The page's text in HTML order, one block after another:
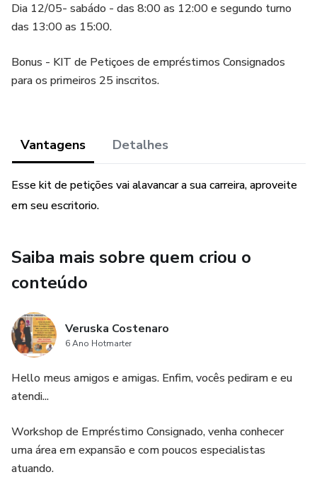
Dia 12/05- sabádo - das 8:00 as 12:00 e segundo turno
das 13:00 as 15:00.
Bonus - KIT de Petiçoes de empréstimos Consignados
para os primeiros 25 inscritos.
Vantagens Detalhes
Esse kit de petições vai alavancar a sua carreira, aproveite
em seu escritorio.
Saiba mais sobre quem criou o
conteúdo
Veruska Costenaro
6 Ano Hotmarter
Hello meus amigos e amigas. Enfim, vocês pediram e eu
atendi...
Workshop de Empréstimo Consignado, venha conhecer
uma área em expansão e com poucos especialistas
atuando.